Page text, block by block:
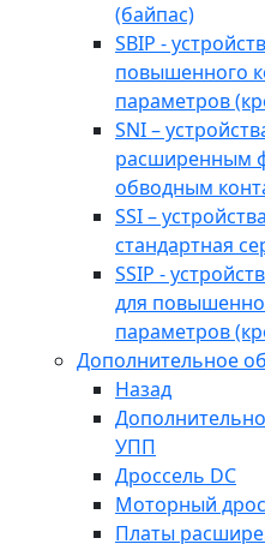
(байпас)
SBIP -
повышенного
параметров
SNI –
расширенным
обводным
SSI –
стандартная
SSIP -
для
параметров
Дополнительное
Назад
УПП
Дроссель DC
Моторный
Платы